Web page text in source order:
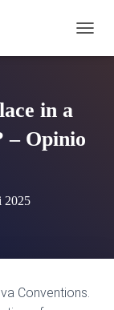
A
I
T
in a
– Opinio
2025
Conventions.